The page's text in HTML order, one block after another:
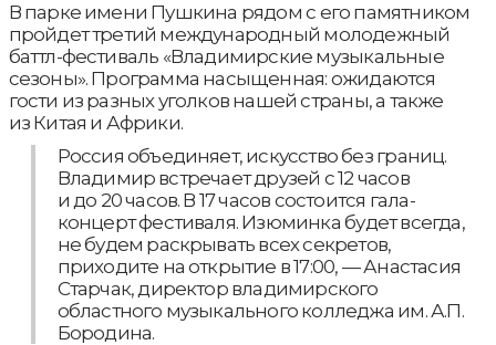
В парке имени Пушкина рядом с его памятником
пройдет третий международный молодежный
баттл-фестиваль «Владимирские музыкальные
сезоны». Программа насыщенная: ожидаются
гости из разных уголков нашей страны, а также
из Китая и Африки.
Россия объединяет, искусство без границ.
Владимир встречает друзей с 12 часов
и до 20 часов. В 17 часов состоится гала-
концерт фестиваля. Изюминка будет всегда,
не будем раскрывать всех секретов,
приходите на открытие в 17:00, — Анастасия
Старчак, директор владимирского
областного музыкального колледжа им. А.П.
Бородина.